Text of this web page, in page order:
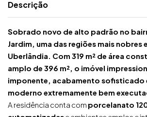
Descrição
Sobrado novo de alto padrão no
Jardim, uma das regiões mais nobres
Uberlândia. Com 319 m² de área
amplo de 396 m², o imóvel
imponente, acabamento sofisticado
moderno extremamente bem
A residência conta com porcelanato